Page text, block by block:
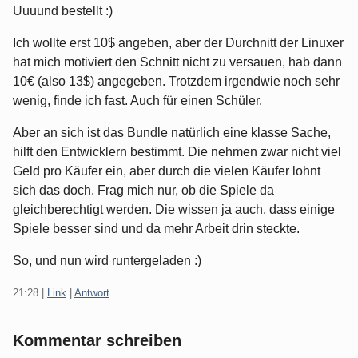
Uuuund bestellt :)
Ich wollte erst 10$ angeben, aber der Durchnitt der Linuxer
hat mich motiviert den Schnitt nicht zu versauen, hab dann
10€ (also 13$) angegeben. Trotzdem irgendwie noch sehr
wenig, finde ich fast. Auch für einen Schüler.
Aber an sich ist das Bundle natürlich eine klasse Sache,
hilft den Entwicklern bestimmt. Die nehmen zwar nicht viel
Geld pro Käufer ein, aber durch die vielen Käufer lohnt
sich das doch. Frag mich nur, ob die Spiele da
gleichberechtigt werden. Die wissen ja auch, dass einige
Spiele besser sind und da mehr Arbeit drin steckte.
So, und nun wird runtergeladen :)
21:28 Link Antwort
Kommentar schreiben